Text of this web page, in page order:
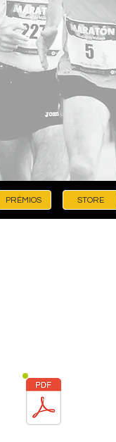
PRÉMIOS STORE